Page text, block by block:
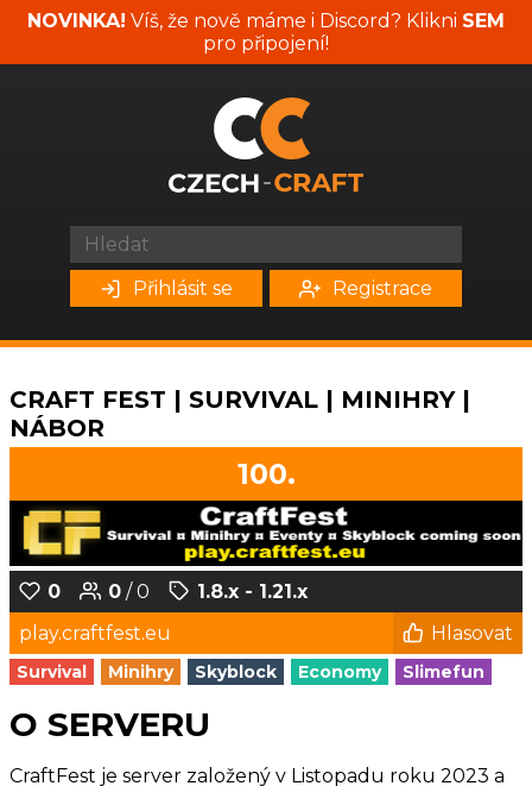
NOVINKA! Víš, že nově máme i Discord? Klikni SEM
pro připojení!
Přihlásit se Registrace
CRAFT FEST | SURVIVAL | MINIHRY |
NÁBOR
100.
0 0 / 0
1.8.x - 1.21.x
play.craftfest.eu
Hlasovat
Survival Minihry Skyblock Economy Slimefun
O SERVERU
CraftFest je server založený v Listopadu roku 2023 a